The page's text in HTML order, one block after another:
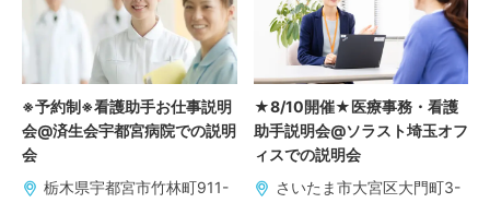
※予約制※看護助手お仕事説明
会@済生会宇都宮病院での説明
会
栃木県宇都宮市竹林町911-
★8/10開催★医療事務・看護
助手説明会@ソラスト埼玉オフ
ィスでの説明会
さいたま市大宮区大門町3-